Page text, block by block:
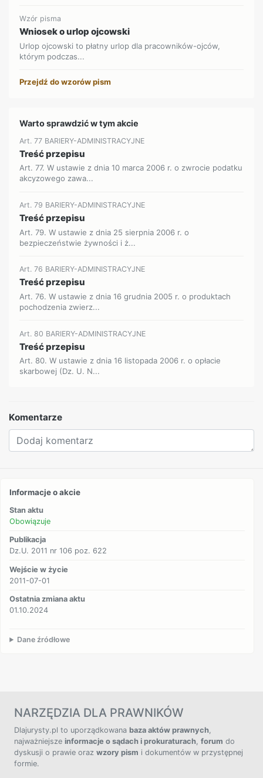
Wzór pisma
Wniosek o urlop ojcowski
Urlop ojcowski to płatny urlop dla pracowników-ojców,
którym podczas...
Przejdź do wzorów pism
Warto sprawdzić w tym akcie
Art. 77 BARIERY-ADMINISTRACYJNE
Treść przepisu
Art. 77. W ustawie z dnia 10 marca 2006 r. o zwrocie podatku
akcyzowego zawa...
Art. 79 BARIERY-ADMINISTRACYJNE
Treść przepisu
Art. 79. W ustawie z dnia 25 sierpnia 2006 r. o
bezpieczeństwie żywności i ż...
Art. 76 BARIERY-ADMINISTRACYJNE
Treść przepisu
Art. 76. W ustawie z dnia 16 grudnia 2005 r. o produktach
pochodzenia zwierz...
Art. 80 BARIERY-ADMINISTRACYJNE
Treść przepisu
Art. 80. W ustawie z dnia 16 listopada 2006 r. o opłacie
skarbowej (Dz. U. N...
Komentarze
Informacje o akcie
Stan aktu
Obowiązuje
Publikacja
Dz.U. 2011 nr 106 poz. 622
Wejście w życie
2011-07-01
Ostatnia zmiana aktu
01.10.2024
Dane źródłowe
NARZĘDZIA DLA PRAWNIKÓW
Dlajurysty.pl to uporządkowana baza aktów prawnych,
najważniejsze informacje o sądach i prokuraturach, forum do
dyskusji o prawie oraz wzory pism i dokumentów w przystępnej
formie.